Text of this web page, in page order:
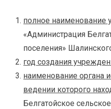
полное наименование
«Администрация
поселения»
год создания
наименование органа
ведении которого
Белгатойское